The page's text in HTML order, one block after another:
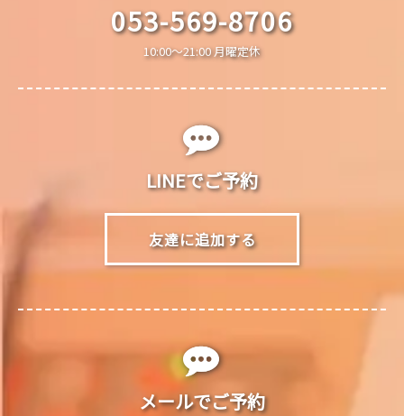
053-569-8706
10:00～21:00 月曜定休
LINEでご予約
友達に追加する
メールでご予約